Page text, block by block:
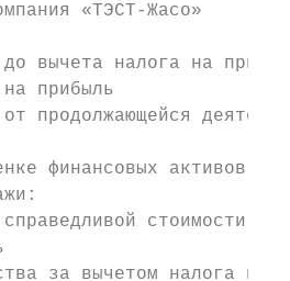
«ТЭСТ-Жасо»
до вычета налога на
на прибыль
от продолжающейся
финансовых активов,
стоимости за
за вычетом